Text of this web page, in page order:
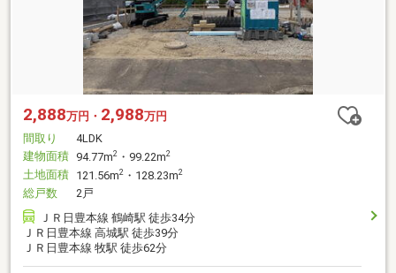
2,888万円・ 2,988万円
間取り
4LDK
建物面積 94.77m2 ・99.22m2
土地面積 121.56m2 ・128.23m2
総戸数
2戸
ＪＲ日豊本線 鶴崎駅 徒歩34分
ＪＲ日豊本線 高城駅 徒歩39分
ＪＲ日豊本線 牧駅 徒歩62分